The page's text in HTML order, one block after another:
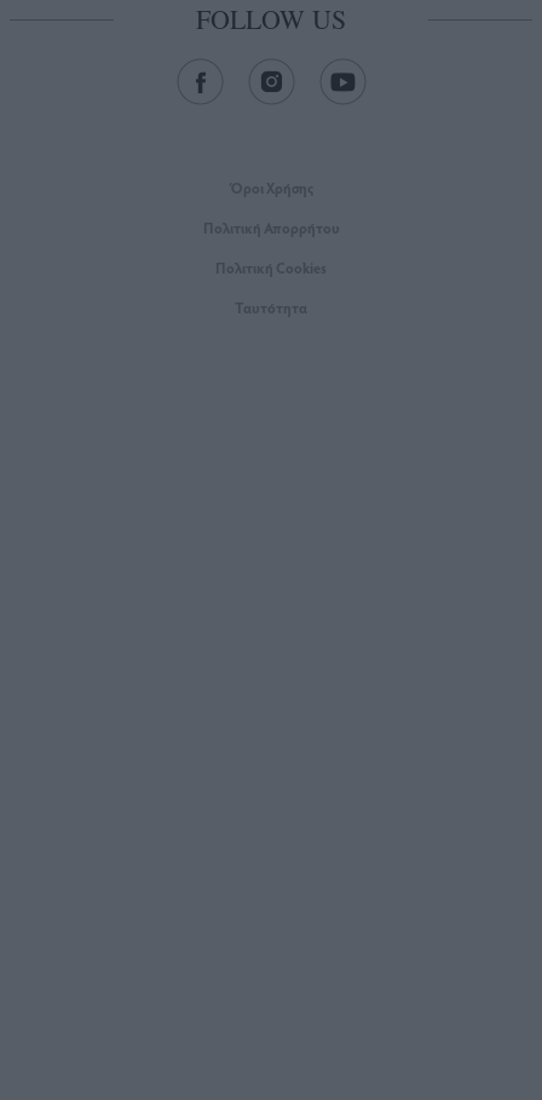
FOLLOW US
Όροι Xρήσης
Πολιτική Απορρήτου
Πολιτική Cookies
Ταυτότητα